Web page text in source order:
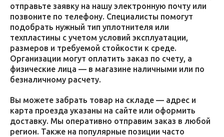
отправьте заявку на нашу электронную почту или
позвоните по телефону. Специалисты помогут
подобрать нужный тип уплотнителя или
техпластины с учетом условий эксплуатации,
размеров и требуемой стойкости к среде.
Организации могут оплатить заказ по счету, а
физические лица — в магазине наличными или по
безналичному расчету.
Вы можете забрать товар на складе — адрес и
карта проезда указаны на сайте или оформить
доставку. Мы оперативно отправим заказ в любой
регион. Также на популярные позиции часто